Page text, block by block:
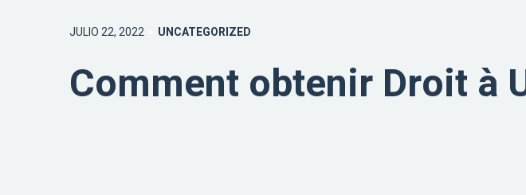
JULIO 22, 2022 UNCATEGORIZED
Comment obtenir Droit à